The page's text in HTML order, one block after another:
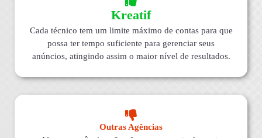
Kreatif
Cada técnico tem um limite máximo de contas para que
possa ter tempo suficiente para gerenciar seus
anúncios, atingindo assim o maior nível de resultados.
Outras Agências